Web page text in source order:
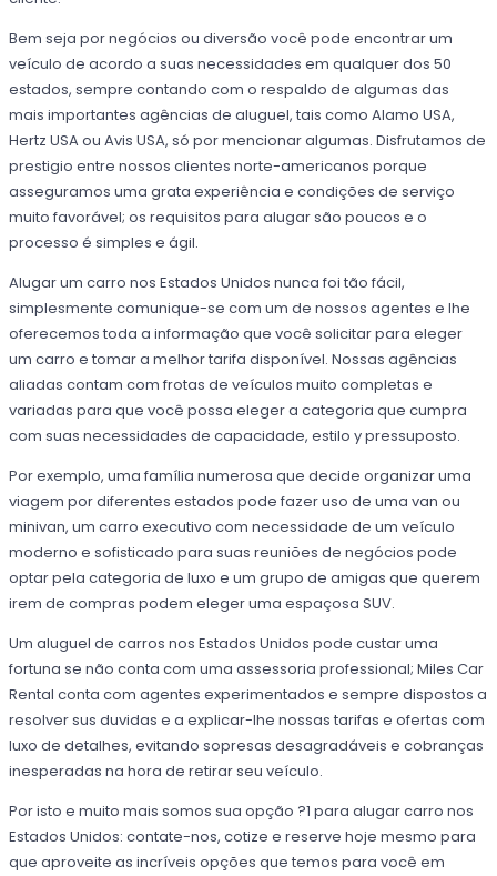
Bem seja por negócios ou diversão você pode encontrar um
veículo de acordo a suas necessidades em qualquer dos 50
estados, sempre contando com o respaldo de algumas das
mais importantes agências de aluguel, tais como Alamo USA,
Hertz USA ou Avis USA, só por mencionar algumas. Disfrutamos de
prestigio entre nossos clientes norte-americanos porque
asseguramos uma grata experiência e condições de serviço
muito favorável; os requisitos para alugar são poucos e o
processo é simples e ágil.
Alugar um carro nos Estados Unidos nunca foi tão fácil,
simplesmente comunique-se com um de nossos agentes e lhe
oferecemos toda a informação que você solicitar para eleger
um carro e tomar a melhor tarifa disponível. Nossas agências
aliadas contam com frotas de veículos muito completas e
variadas para que você possa eleger a categoria que cumpra
com suas necessidades de capacidade, estilo y pressuposto.
Por exemplo, uma família numerosa que decide organizar uma
viagem por diferentes estados pode fazer uso de uma van ou
minivan, um carro executivo com necessidade de um veículo
moderno e sofisticado para suas reuniões de negócios pode
optar pela categoria de luxo e um grupo de amigas que querem
irem de compras podem eleger uma espaçosa SUV.
Um aluguel de carros nos Estados Unidos pode custar uma
fortuna se não conta com uma assessoria professional; Miles Car
Rental conta com agentes experimentados e sempre dispostos a
resolver sus duvidas e a explicar-lhe nossas tarifas e ofertas com
luxo de detalhes, evitando sopresas desagradáveis e cobranças
inesperadas na hora de retirar seu veículo.
Por isto e muito mais somos sua opção ?1 para alugar carro nos
Estados Unidos: contate-nos, cotize e reserve hoje mesmo para
que aproveite as incríveis opções que temos para você em